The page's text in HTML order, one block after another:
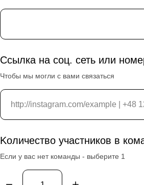
Ссылка на соц. сеть или
Чтобы мы могли с вами связаться
Kоличество участников в
Если у вас нет команды - выберите 1